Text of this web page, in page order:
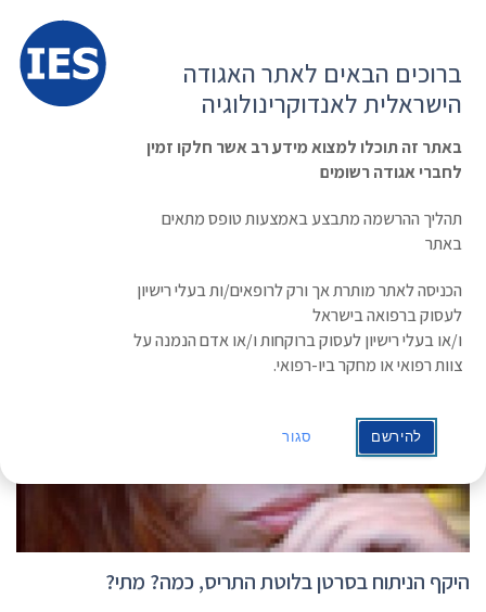
הרשמה ועדכון נתונים
כניסת חברים
ראשי » תעוד מפגש
מרכז רפואי תל-אביב
היקף הניתוח בסרטן בלוטת התריס, כמה? מתי?
ברוכים הבאים לאתר האגודה
הישראלית לאנדוקרינולוגיה
באתר זה תוכלו למצוא מידע רב אשר חלקו זמין
לחברי אגודה רשומים
תהליך ההרשמה מתבצע באמצעות טופס מתאים
באתר
הכניסה לאתר מותרת אך ורק לרופאים/ות בעלי רישיון
לעסוק ברפואה בישראל
ו/או בעלי רישיון לעסוק ברוקחות ו/או אדם הנמנה על
צוות רפואי או מחקר ביו-רפואי.
להירשם סגור